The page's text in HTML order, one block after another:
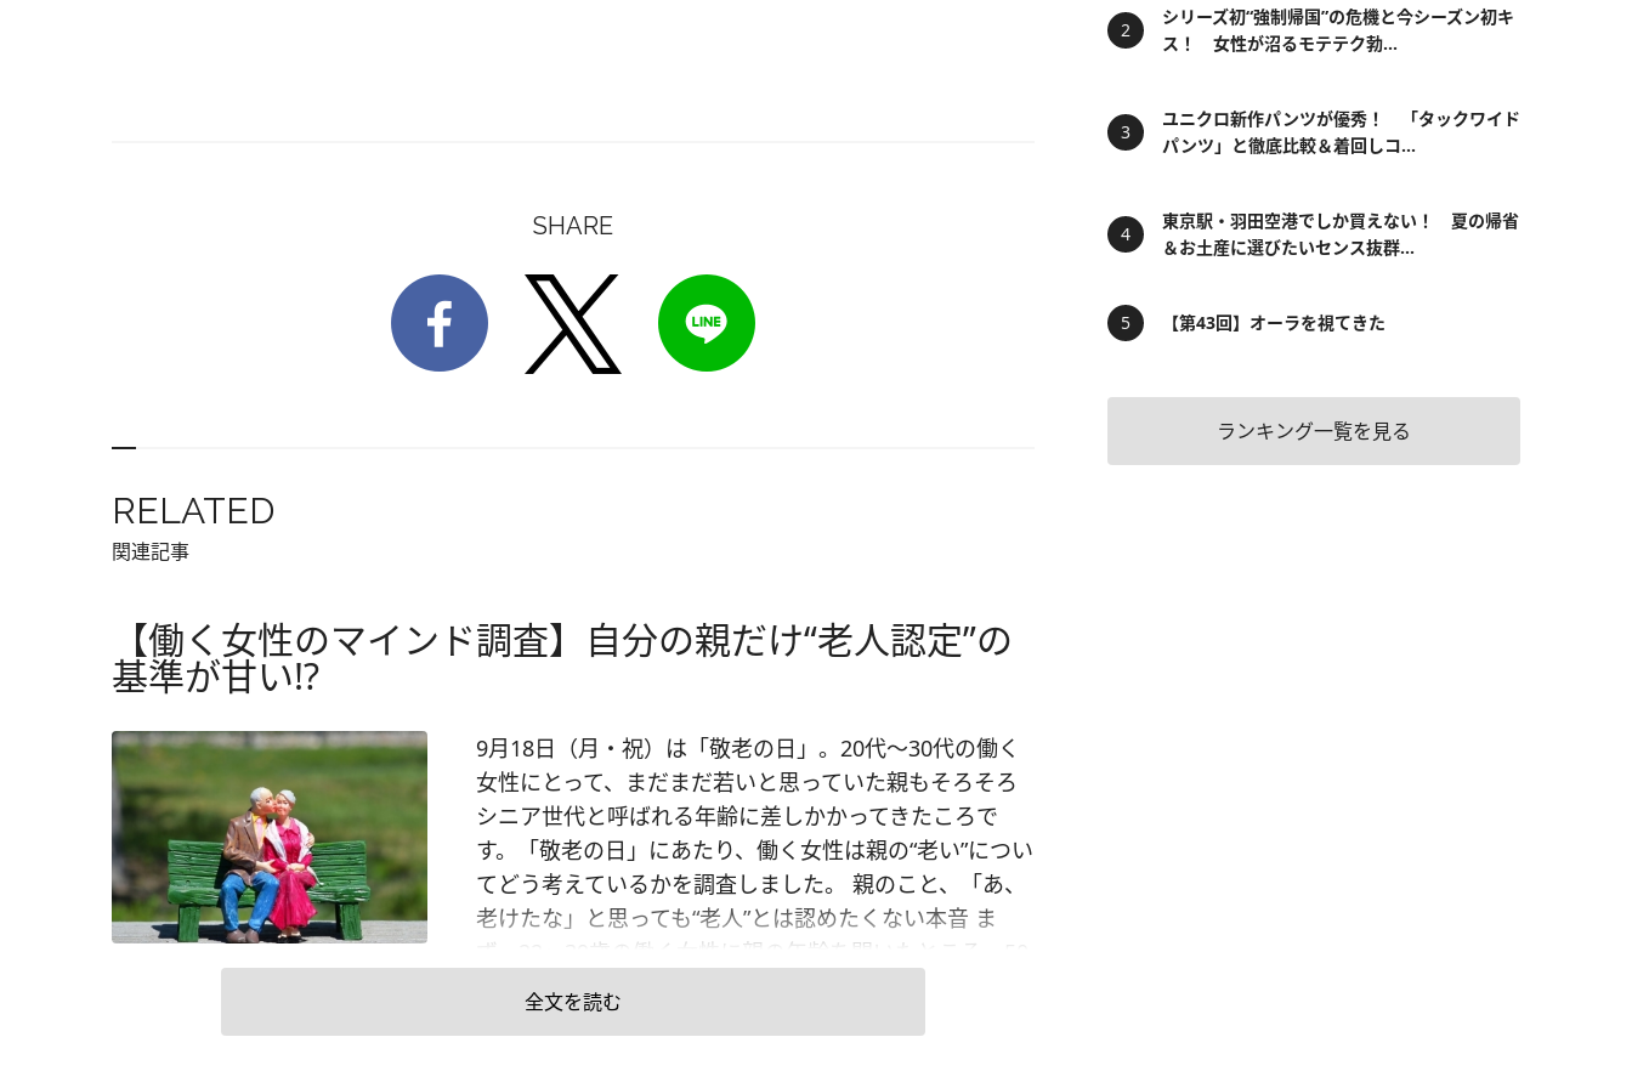
SHARE
RELATED
関連記事
【働く女性のマインド調査】自分の親だけ“老人認定”の
基準が甘い!?
9月18日（月・祝）は「敬老の日」。20代～30代の働く
女性にとって、まだまだ若いと思っていた親もそろそろ
シニア世代と呼ばれる年齢に差しかかってきたころで
す。「敬老の日」にあたり、働く女性は親の“老い”につい
てどう考えているかを調査しました。 親のこと、「あ、
老けたな」と思っても“老人”とは認めたくない本音 ま
ず、22～39歳の働く女性に親の年齢を聞いたところ、50
代後半～60歳前半に分布していました。「親を『老けた
な』と思ったことがあるかどうか」の質問については、
全文を読む
シリーズ初“強制帰国”の危機と今シーズン初キ
ス！ 女性が沼るモテテク勃...
ユニクロ新作パンツが優秀！ 「タックワイド
パンツ」と徹底比較＆着回しコ...
東京駅・羽田空港でしか買えない！ 夏の帰省
＆お土産に選びたいセンス抜群...
【第43回】オーラを視てきた
ランキング一覧を見る